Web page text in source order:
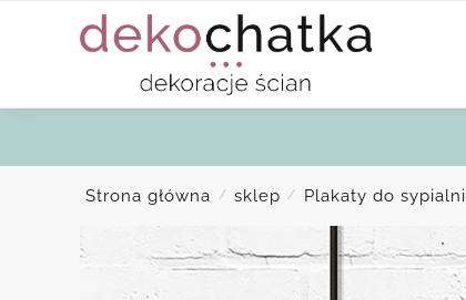
Strona główna / sklep / Plakaty do sypialni